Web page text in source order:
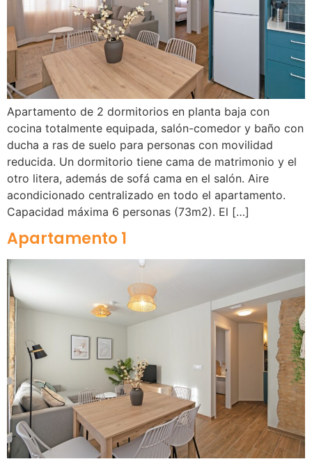
Apartamento de 2 dormitorios en planta baja con
cocina totalmente equipada, salón-comedor y baño con
ducha a ras de suelo para personas con movilidad
reducida. Un dormitorio tiene cama de matrimonio y el
otro litera, además de sofá cama en el salón. Aire
acondicionado centralizado en todo el apartamento.
Capacidad máxima 6 personas (73m2). El […]
Apartamento 1